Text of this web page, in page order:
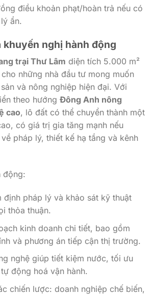
điều khoản phạt/hoàn trả nếu có
ẩn.
khuyến nghị hành động
trại Thư Lâm diện tích 5.000 m²
những nhà đầu tư mong muốn
và nông nghiệp hiện đại. Với
theo hướng Đông Anh nông
cao, lô đất có thể chuyển thành một
có giá trị gia tăng mạnh nếu
pháp lý, thiết kế hạ tầng và kênh
động:
định pháp lý và khảo sát kỹ thuật
thỏa thuận.
kinh doanh chi tiết, bao gồm
và phương án tiếp cận thị trường.
nghệ giúp tiết kiệm nước, tối ưu
động hoá vận hành.
chiến lược: doanh nghiệp chế biến,